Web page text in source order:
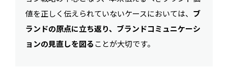
値を正しく伝えられていないケースにおいては、 ブ
ランドの原点に立ち返り、ブランドコミュニケーシ
ョンの見直しを図ることが大切です。